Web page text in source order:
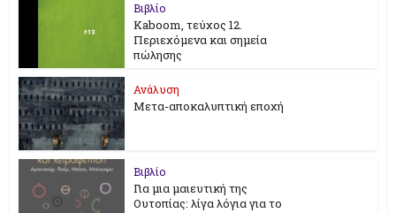
Βιβλίο
Kaboom, τεύχος 12.
Περιεχόμενα και σημεία
πώλησης
Ανάλυση
Μετα-αποκαλυπτική εποχή
Βιβλίο
Για μια μαιευτική της
Ουτοπίας: λίγα λόγια για το